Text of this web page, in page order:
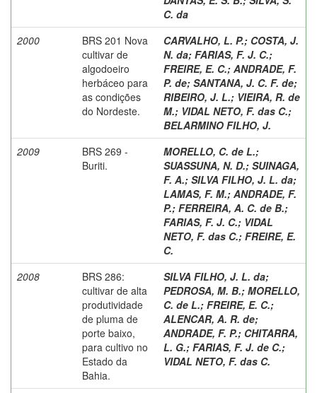
C. da
2000
BRS 201 Nova
cultivar de
algodoeiro
herbáceo para
as condições
do Nordeste.
CARVALHO, L. P.; COSTA, J.
N. da; FARIAS, F. J. C.;
FREIRE, E. C.; ANDRADE, F.
P. de; SANTANA, J. C. F. de;
RIBEIRO, J. L.; VIEIRA, R. de
M.; VIDAL NETO, F. das C.;
BELARMINO FILHO, J.
2009
BRS 269 -
Buriti.
MORELLO, C. de L.;
SUASSUNA, N. D.; SUINAGA,
F. A.; SILVA FILHO, J. L. da;
LAMAS, F. M.; ANDRADE, F.
P.; FERREIRA, A. C. de B.;
FARIAS, F. J. C.; VIDAL
NETO, F. das C.; FREIRE, E.
C.
2008
BRS 286:
cultivar de alta
produtividade
de pluma de
porte baixo,
para cultivo no
Estado da
Bahia.
SILVA FILHO, J. L. da;
PEDROSA, M. B.; MORELLO,
C. de L.; FREIRE, E. C.;
ALENCAR, A. R. de;
ANDRADE, F. P.; CHITARRA,
L. G.; FARIAS, F. J. de C.;
VIDAL NETO, F. das C.